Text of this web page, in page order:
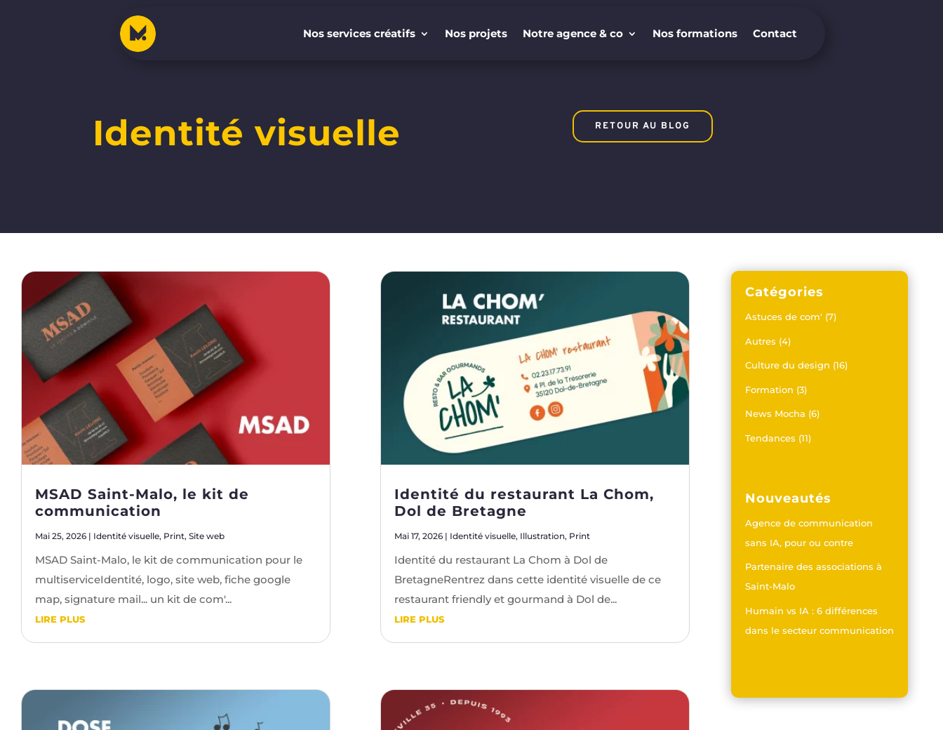
Nos services créatifs Nos projets Notre agence & co Nos formations Contact
Nos services créatifs Nos projets Notre agence & co Nos formations Contact
Identité visuelle RETOUR AU BLOG
MSAD Saint-Malo, le kit de
communication
Mai 25, 2026 | Identité visuelle, Print, Site web
MSAD Saint-Malo, le kit de communication pour le
multiserviceIdentité, logo, site web, fiche google
map, signature mail... un kit de com'...
LIRE PLUS
Identité du restaurant La Chom,
Dol de Bretagne
Mai 17, 2026 | Identité visuelle, Illustration, Print
Identité du restaurant La Chom à Dol de
BretagneRentrez dans cette identité visuelle de ce
restaurant friendly et gourmand à Dol de...
LIRE PLUS
Catégories
Astuces de com' (7)
Autres (4)
Culture du design (16)
Formation (3)
News Mocha (6)
Tendances (11)
Nouveautés
Agence de communication
sans IA, pour ou contre
Partenaire des associations à
Saint-Malo
Humain vs IA : 6 différences
dans le secteur communication